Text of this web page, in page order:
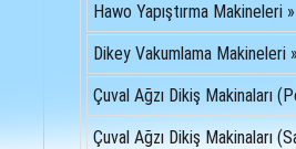
Hawo Yapıştırma Makineleri »
Dikey Vakumlama Makineleri »
Çuval Ağzı Dikiş Makinaları
Çuval Ağzı Dikiş Makinaları